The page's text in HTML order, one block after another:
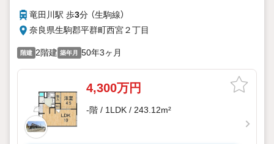
竜田川駅 歩3分 （生駒線）
奈良県生駒郡平群町西宮２丁目
階建 2階建 築年月 50年3ヶ月
4,300万円
-階 / 1LDK / 243.12m²